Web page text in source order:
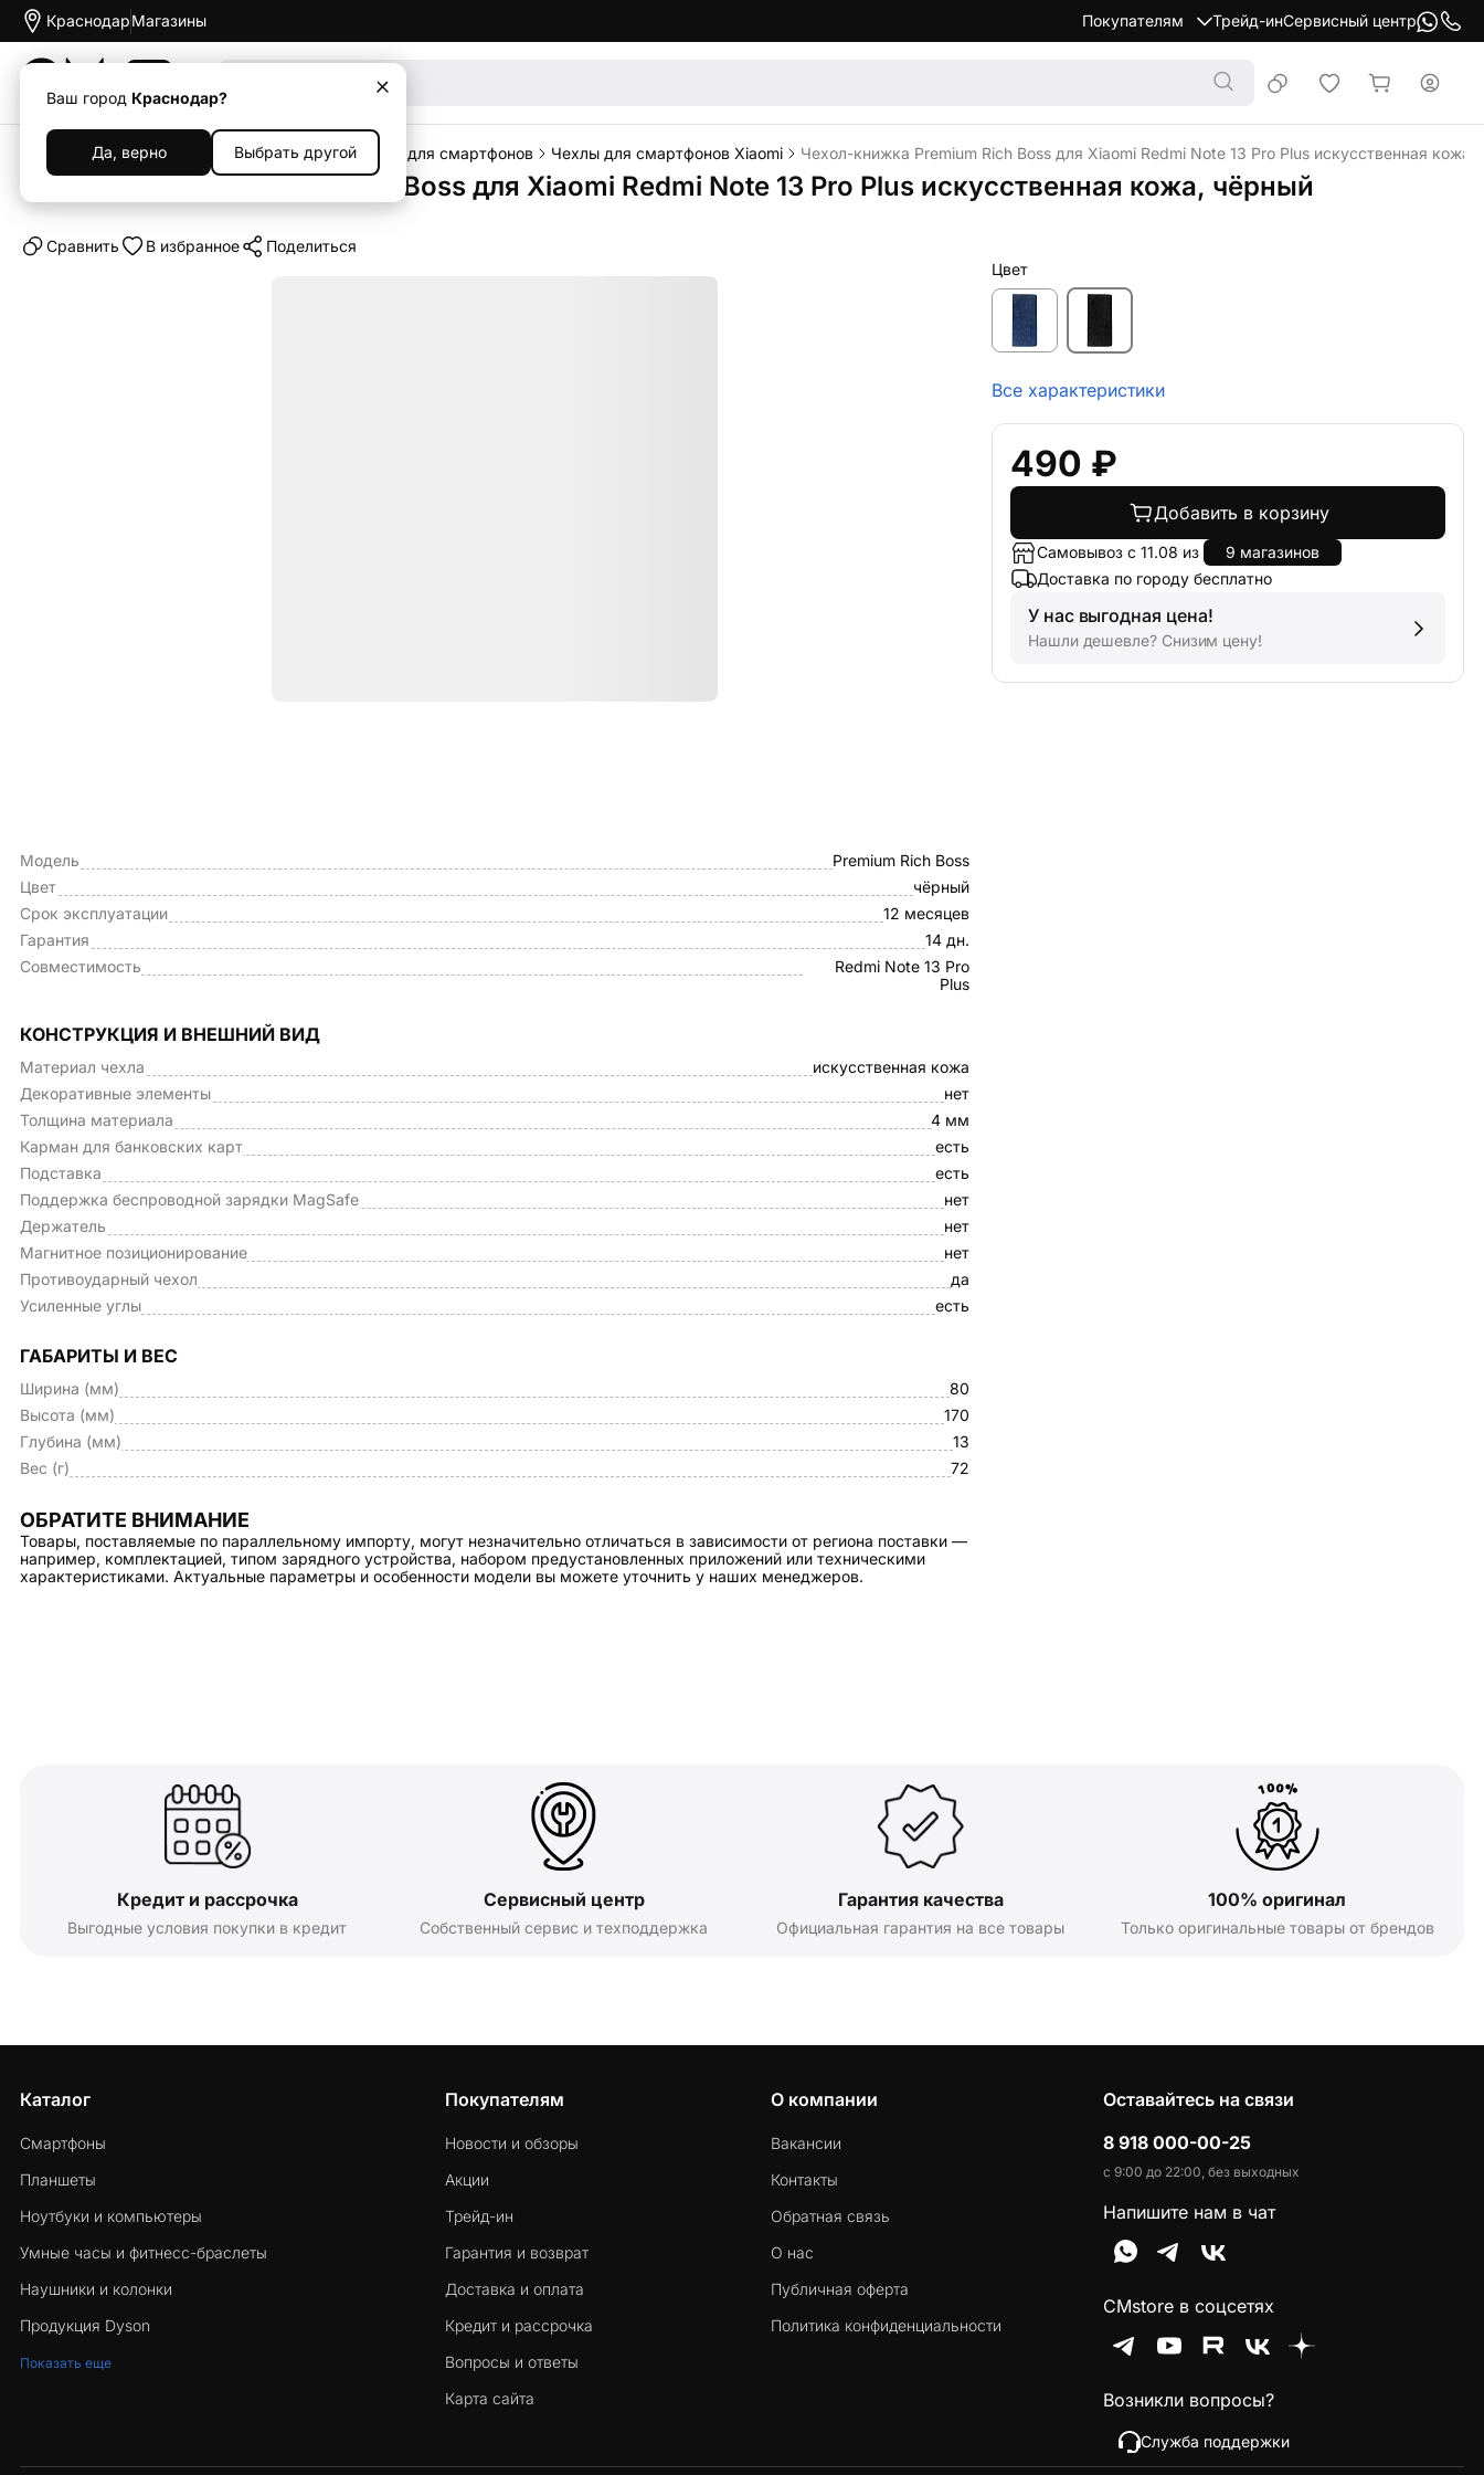
Краснодар
Ваш город Краснодар?
Да, верно Выбрать другой
Магазины Покупателям Трейд-инСервисный центр
Каталог Аксессуары Чехлы Чехлы для смартфонов Чехлы для смартфонов Xiaomi Чехол-книжка Premium Rich Boss для Xiaomi Redmi Note 13 Pro Plus искусственная кожа,
Чехол-книжка Premium Rich Boss для Xiaomi Redmi Note 13 Pro Plus искусственная кожа, чёрный
Cравнить В избранное Поделиться
Модель
Premium Rich Boss
Цвет
чёрный
Срок эксплуатации
12 месяцев
Гарантия
14 дн.
Совместимость
Redmi Note 13 Pro
Plus
КОНСТРУКЦИЯ И ВНЕШНИЙ ВИД
Материал чехла
искусственная кожа
Декоративные элементы
нет
Толщина материала
4 мм
Карман для банковских карт
есть
Подставка
есть
Поддержка беспроводной зарядки MagSafe
нет
Держатель
нет
Магнитное позиционирование
нет
Противоударный чехол
да
Усиленные углы
есть
ГАБАРИТЫ И ВЕС
Ширина (мм)
80
Высота (мм)
170
Глубина (мм)
13
Вес (г)
72
ОБРАТИТЕ ВНИМАНИЕ
Товары, поставляемые по параллельному импорту, могут незначительно отличаться в зависимости от региона поставки —
например, комплектацией, типом зарядного устройства, набором предустановленных приложений или техническими
характеристиками. Актуальные параметры и особенности модели вы можете уточнить у наших менеджеров.
Цвет
Все характеристики
490 ₽
Добавить в корзину
Самовывоз с 11.08 из
9 магазинов
Доставка по городу бесплатно
У нас выгодная цена!
Нашли дешевле? Снизим цену!
Кредит и рассрочка
Выгодные условия покупки в кредит
Сервисный центр
Собственный сервис и техподдержка
Гарантия качества
Официальная гарантия на все товары
100% оригинал
Только оригинальные товары от брендов
Каталог
Смартфоны
Планшеты
Ноутбуки и компьютеры
Умные часы и фитнесс-браслеты
Наушники и колонки
Продукция Dyson
Показать еще
Покупателям
Новости и обзоры
Акции
Трейд-ин
Гарантия и возврат
Доставка и оплата
Кредит и рассрочка
Вопросы и ответы
Карта сайта
О компании
Вакансии
Контакты
Обратная связь
О нас
Публичная оферта
Политика конфиденциальности
Оставайтесь на связи
8 918 000-00-25
с 9:00 до 22:00, без выходных
Напишите нам в чат
CMstore в соцсетях
Возникли вопросы?
Служба поддержки